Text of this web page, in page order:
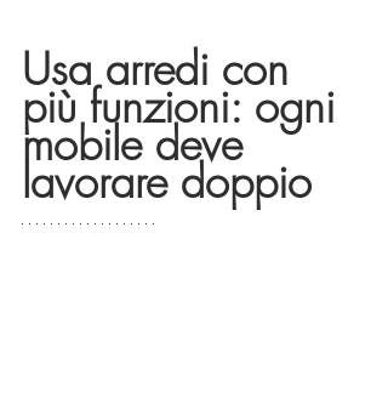
Usa arredi con
più funzioni: ogni
mobile deve
lavorare doppio